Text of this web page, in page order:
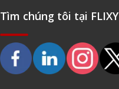
Tìm chúng tôi tại FLIXY